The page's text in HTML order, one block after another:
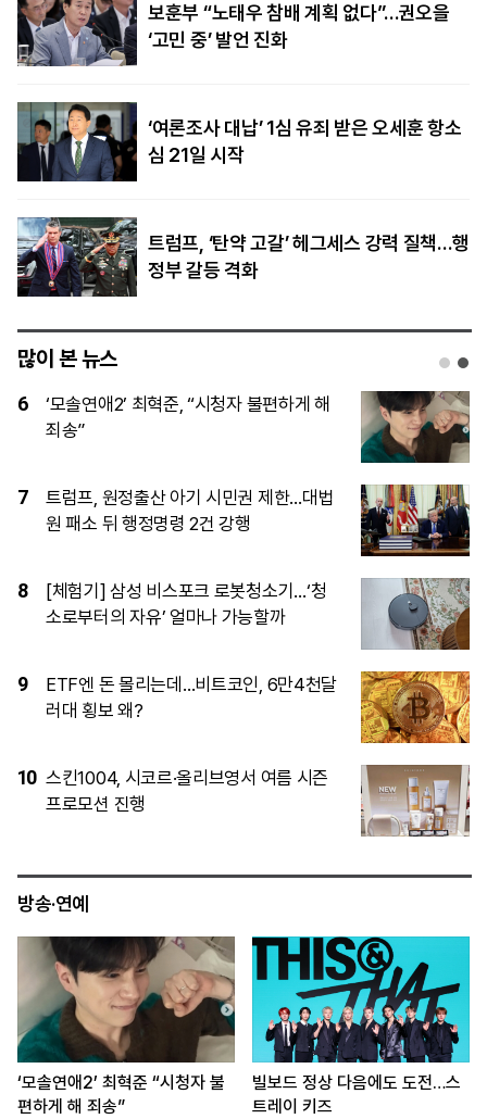
보훈부 “노태우 참배 계획 없다”…권오을
‘고민 중’ 발언 진화
‘여론조사 대납’ 1심 유죄 받은 오세훈 항소
심 21일 시작
트럼프, ‘탄약 고갈’ 헤그세스 강력 질책…행
정부 갈등 격화
많이 본 뉴스
1
국내 범죄·수사정보 손에 쥔 행안부…‘대검
범죄정보’ 중수청 승계
2
미 하원 공화당, 한국 정통망법 집행 브리
핑 요구…쿠팡 이어 디지털 규제 압박
3
[단독]15사단 ‘투표권 미보장’…초급간부
들이 질책 두려워 ‘자체누락’
4
런민망, 권기식 한중도시우호협회장 기고
문 게재
5
[인터뷰] 신애라 “교원 웰스와 방향성 같
아…브랜드 철학에 공감”
방송·연예
‘모솔연애2’ 최혁준 “시청자 불
편하게 해 죄송”
빌보드 정상 다음에도 도전…스
트레이 키즈